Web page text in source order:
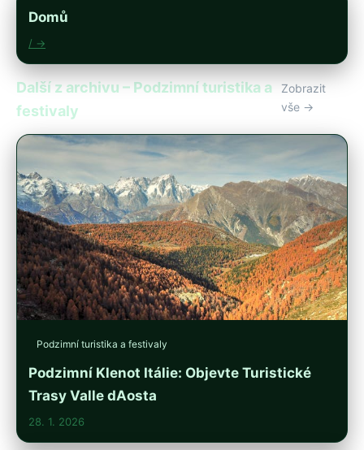
Domů
/ →
Další z archivu – Podzimní turistika a
festivaly
Zobrazit
vše →
Podzimní turistika a festivaly
Podzimní Klenot Itálie: Objevte Turistické
Trasy Valle dAosta
28. 1. 2026